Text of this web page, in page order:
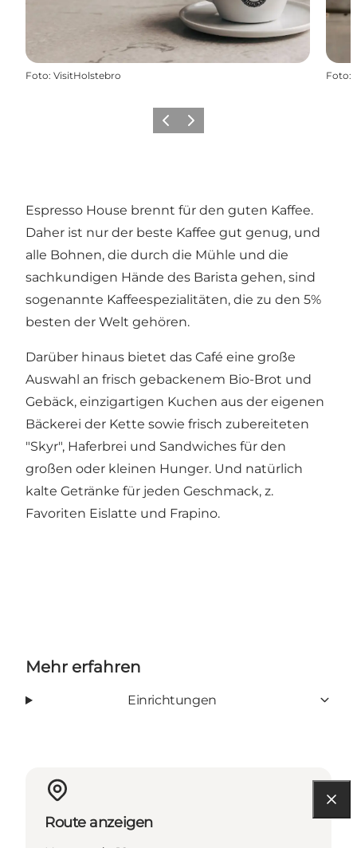
Foto: VisitHolstebro Foto:
ZurückWeiter
Espresso House brennt für den guten Kaffee.
Daher ist nur der beste Kaffee gut genug, und
alle Bohnen, die durch die Mühle und die
sachkundigen Hände des Barista gehen, sind
sogenannte Kaffeespezialitäten, die zu den 5%
besten der Welt gehören.
Darüber hinaus bietet das Café eine große
Auswahl an frisch gebackenem Bio-Brot und
Gebäck, einzigartigen Kuchen aus der eigenen
Bäckerei der Kette sowie frisch zubereiteten
"Skyr", Haferbrei und Sandwiches für den
großen oder kleinen Hunger. Und natürlich
kalte Getränke für jeden Geschmack, z.
Favoriten Eislatte und Frapino.
Mehr erfahren
Einrichtungen
Route anzeigen